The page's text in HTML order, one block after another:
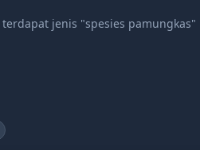
jenis "spesies